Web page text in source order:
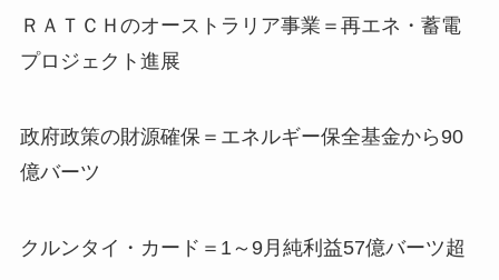
ＲＡＴＣＨのオーストラリア事業＝再エネ・蓄電
プロジェクト進展
政府政策の財源確保＝エネルギー保全基金から90
億バーツ
クルンタイ・カード＝1～9月純利益57億バーツ超